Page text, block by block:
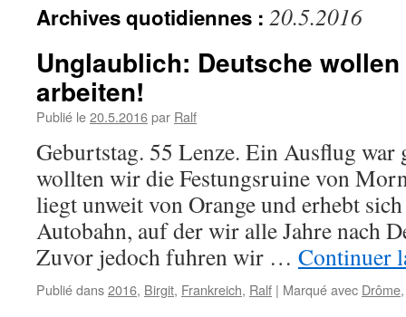
Archives quotidiennes : 20.5.2016
Unglaublich: Deutsche
arbeiten!
Publié le20.5.2016par Ralf
Geburtstag. 55 Lenze. Ein Ausflug war
wollten wir die Festungsruine von
liegt unweit von Orange und erhebt
Autobahn, auf der wir alle Jahre nach
Zuvor jedoch fuhren wir … Continuer
Publié dans2016, Birgit, Frankreich, Ralf | Marqué avec Drôme